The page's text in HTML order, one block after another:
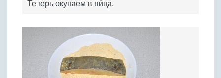
Теперь окунаем в яйца.